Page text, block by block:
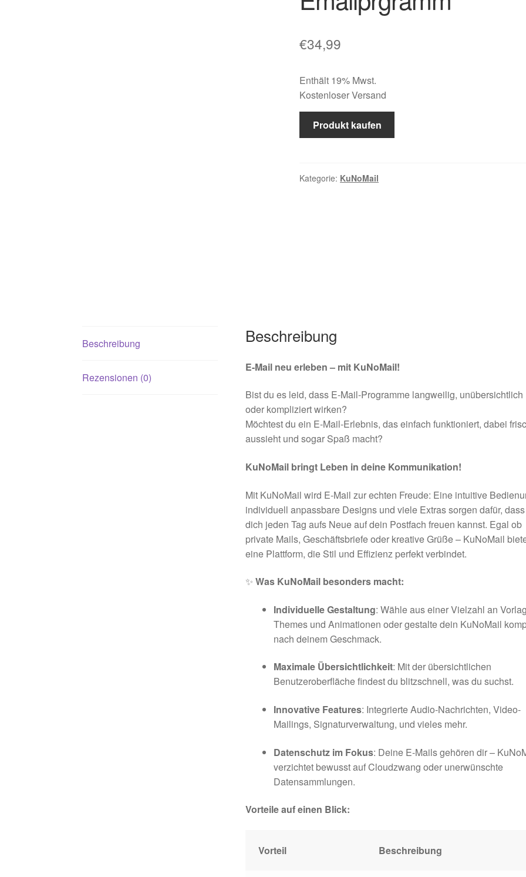
€34,99
Enthält 19% Mwst.
Kostenloser Versand
Produkt kaufen
Kategorie: KuNoMail
Beschreibung
Rezensionen (0)
Beschreibung
E-Mail neu erleben – mit KuNoMail!
Bist du es leid, dass E-Mail-Programme langweilig, unübersichtlich
oder kompliziert wirken?
Möchtest du ein E-Mail-Erlebnis, das einfach funktioniert, dabei
aussieht und sogar Spaß macht?
KuNoMail bringt Leben in deine Kommunikation!
Mit KuNoMail wird E-Mail zur echten Freude: Eine intuitive
individuell anpassbare Designs und viele Extras sorgen dafür,
dich jeden Tag aufs Neue auf dein Postfach freuen kannst. Egal ob
private Mails, Geschäftsbriefe oder kreative Grüße – KuNoMail
eine Plattform, die Stil und Effizienz perfekt verbindet.
✨ Was KuNoMail besonders macht:
Individuelle Gestaltung: Wähle aus einer Vielzahl an
Themes und Animationen oder gestalte dein KuNoMail
nach deinem Geschmack.
Maximale Übersichtlichkeit: Mit der übersichtlichen
Benutzeroberfläche findest du blitzschnell, was du suchst.
Innovative Features: Integrierte Audio-Nachrichten, Video-
Mailings, Signaturverwaltung, und vieles mehr.
Datenschutz im Fokus: Deine E-Mails gehören dir –
verzichtet bewusst auf Cloudzwang oder unerwünschte
Datensammlungen.
Vorteile auf einen Blick:
Vorteil Beschreibung